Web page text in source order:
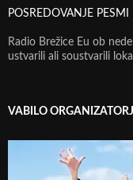
POSREDOVANJE PESMI
Radio Brežice Eu ob
ustvarili ali soustvarili
VABILO